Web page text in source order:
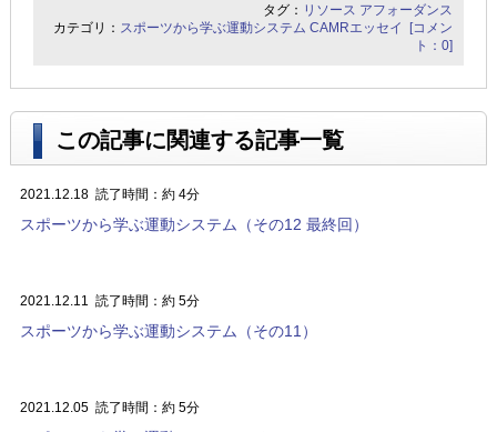
タグ： リソース アフォーダンス
カテゴリ： スポーツから学ぶ運動システム CAMRエッセイ [コメン
ト：0]
この記事に関連する記事一覧
2021.12.18 読了時間：約 4分
スポーツから学ぶ運動システム（その12 最終回）
2021.12.11 読了時間：約 5分
スポーツから学ぶ運動システム（その11）
2021.12.05 読了時間：約 5分